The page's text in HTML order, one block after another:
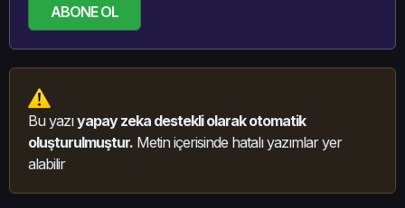
ABONE OL
Bu yazıyapay zeka destekli olarak otomatik
oluşturulmuştur. Metin içerisinde hatalı yazımlar yer
alabilir